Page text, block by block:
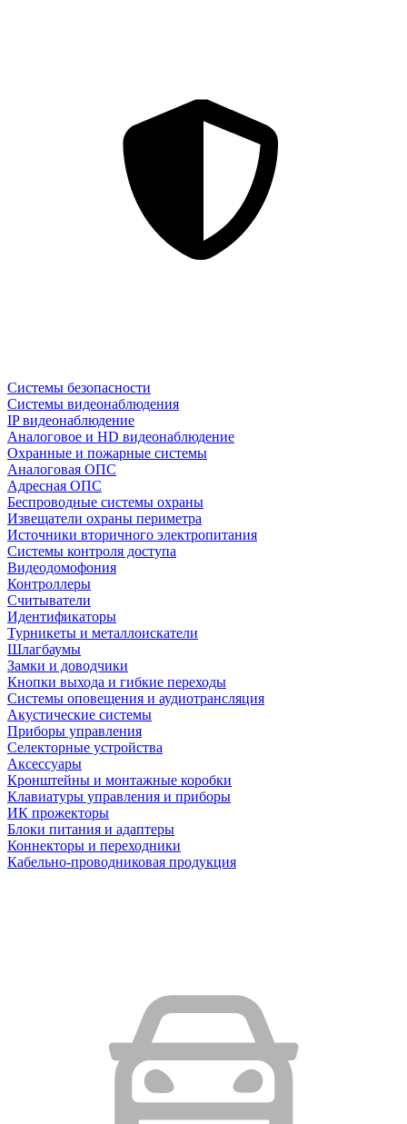
Системы безопасности
Системы видеонаблюдения
IP видеонаблюдение
Аналоговое и HD видеонаблюдение
Охранные и пожарные системы
Аналоговая ОПС
Адресная ОПС
Беспроводные системы охраны
Извещатели охраны периметра
Источники вторичного электропитания
Системы контроля доступа
Видеодомофония
Контроллеры
Считыватели
Идентификаторы
Турникеты и металлоискатели
Шлагбаумы
Замки и доводчики
Кнопки выхода и гибкие переходы
Системы оповещения и аудиотрансляция
Акустические системы
Приборы управления
Селекторные устройства
Аксессуары
Кронштейны и монтажные коробки
Клавиатуры управления и приборы
ИК прожекторы
Блоки питания и адаптеры
Коннекторы и переходники
Кабельно-проводниковая продукция